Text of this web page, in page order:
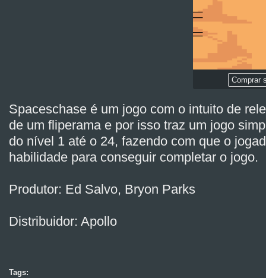
Comprar
Spaceschase é um jogo com o intuito de
de um fliperama e por isso traz um jogo
do nível 1 até o 24, fazendo com que o
habilidade para conseguir completar o jogo.
Produtor: Ed Salvo, Bryon Parks
Distribuidor: Apollo
Tags: